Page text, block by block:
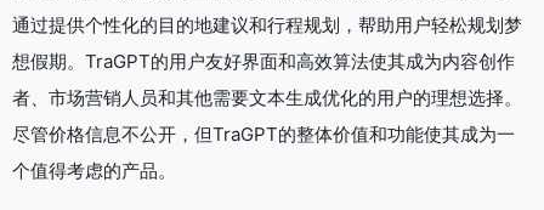
通过提供个性化的目的地建议和行程规划，帮助用户轻松规划梦
想假期。TraGPT的用户友好界面和高效算法使其成为内容创作
者、市场营销人员和其他需要文本生成优化的用户的理想选择。
尽管价格信息不公开，但TraGPT的整体价值和功能使其成为一
个值得考虑的产品。